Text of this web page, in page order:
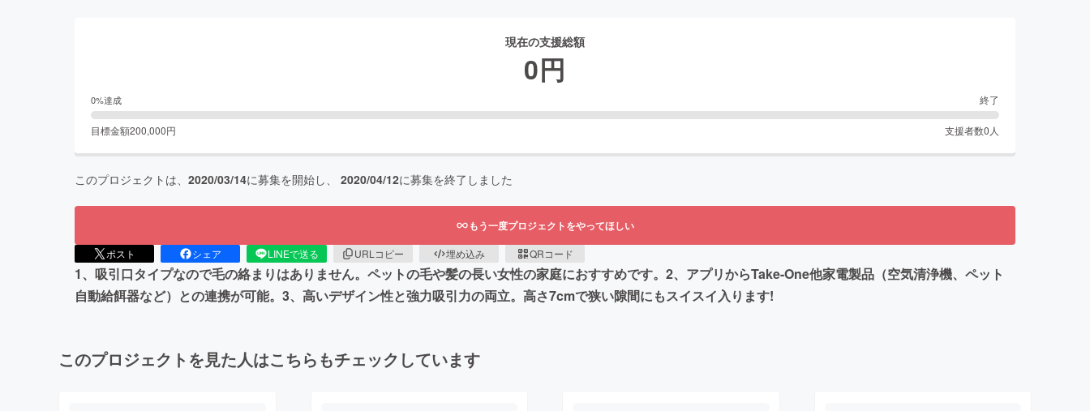
現在の支援総額
0円
0%達成 終了
目標金額200,000円 支援者数0 人
このプロジェクトは、 2020/03/14に募集を開始し、 2020/04/12に募集を終了しました
もう一度プロジェクトをやってほしい
ポスト シェア LINEで送る URLコピー 埋め込み QRコード
1、吸引口タイプなので毛の絡まりはありません。ペットの毛や髪の長い女性の家庭におすすめです。2、アプリからTake-One他家電製品（空気清浄機、ペット
自動給餌器など）との連携が可能。3、高いデザイン性と強力吸引力の両立。高さ7cmで狭い隙間にもスイスイ入ります!
このプロジェクトを見た人はこちらもチェックしています